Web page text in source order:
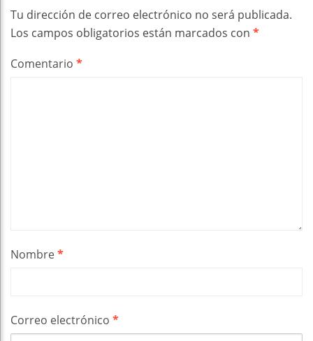
Tu dirección de correo electrónico no será publicada.
Los campos obligatorios están marcados con *
Comentario *
Nombre*
Correo electrónico *